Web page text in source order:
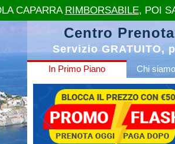
Centro
Servizio GRATUITO,
In Primo Piano Chi
CAPARRA RIMBORSABILE, POI